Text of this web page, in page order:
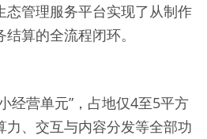
态管理服务平台实现了从制作
算的全流程闭环。
经营单元”，占地仅4至5平方
力、交互与内容分发等全部功